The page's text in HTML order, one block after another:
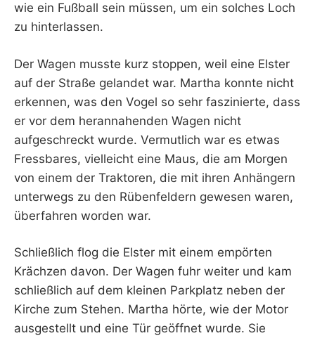
wie ein Fußball sein müssen, um ein solches Loch
zu hinterlassen.
Der Wagen musste kurz stoppen, weil eine Elster
auf der Straße gelandet war. Martha konnte nicht
erkennen, was den Vogel so sehr faszinierte, dass
er vor dem herannahenden Wagen nicht
aufgeschreckt wurde. Vermutlich war es etwas
Fressbares, vielleicht eine Maus, die am Morgen
von einem der Traktoren, die mit ihren Anhängern
unterwegs zu den Rübenfeldern gewesen waren,
überfahren worden war.
Schließlich flog die Elster mit einem empörten
Krächzen davon. Der Wagen fuhr weiter und kam
schließlich auf dem kleinen Parkplatz neben der
Kirche zum Stehen. Martha hörte, wie der Motor
ausgestellt und eine Tür geöffnet wurde. Sie